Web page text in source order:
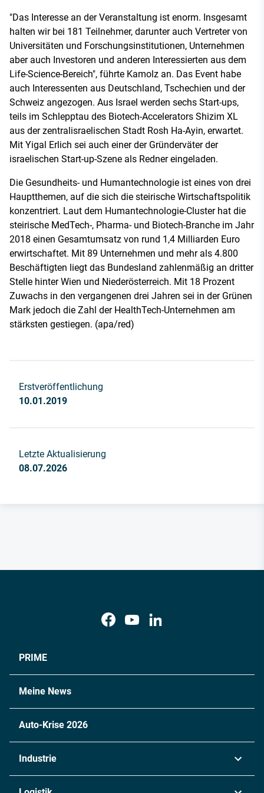
"Das Interesse an der Veranstaltung ist enorm. Insgesamt
halten wir bei 181 Teilnehmer, darunter auch Vertreter von
Universitäten und Forschungsinstitutionen, Unternehmen
aber auch Investoren und anderen Interessierten aus dem
Life-Science-Bereich", führte Kamolz an. Das Event habe
auch Interessenten aus Deutschland, Tschechien und der
Schweiz angezogen. Aus Israel werden sechs Start-ups,
teils im Schlepptau des Biotech-Accelerators Shizim XL
aus der zentralisraelischen Stadt Rosh Ha-Ayin, erwartet.
Mit Yigal Erlich sei auch einer der Gründerväter der
israelischen Start-up-Szene als Redner eingeladen.
Die Gesundheits- und Humantechnologie ist eines von drei
Hauptthemen, auf die sich die steirische Wirtschaftspolitik
konzentriert. Laut dem Humantechnologie-Cluster hat die
steirische MedTech-, Pharma- und Biotech-Branche im Jahr
2018 einen Gesamtumsatz von rund 1,4 Milliarden Euro
erwirtschaftet. Mit 89 Unternehmen und mehr als 4.800
Beschäftigten liegt das Bundesland zahlenmäßig an dritter
Stelle hinter Wien und Niederösterreich. Mit 18 Prozent
Zuwachs in den vergangenen drei Jahren sei in der Grünen
Mark jedoch die Zahl der HealthTech-Unternehmen am
stärksten gestiegen. (apa/red)
Erstveröffentlichung
10.01.2019
Letzte Aktualisierung
08.07.2026
PRIME
Meine News
Auto-Krise 2026
Industrie